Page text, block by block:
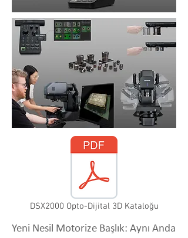
DSX2000 Opto-Dijital 3D Kataloğu
Yeni Nesil Motorize Başlık: Aynı Anda